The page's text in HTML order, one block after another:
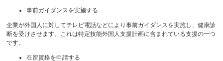
事前ガイダンスを実施する
企業が外国人に対してテレビ電話などにより事前ガイダンスを実施し、健康診
断を受けさせます。これは特定技能外国人支援計画に含まれている支援の一つ
です。
在留資格を申請する